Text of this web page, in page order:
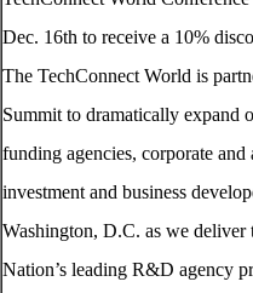
Dec. 16th to receive a 10%
The TechConnect World is
Summit to dramatically expand
funding agencies, corporate and
investment and business
Washington, D.C. as we deliver
Nation’s leading R&D agency